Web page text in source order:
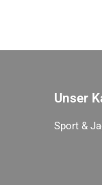
Unser
Sport &